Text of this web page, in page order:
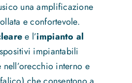
una amplificazione
e confortevole.
e l’impianto al
impiantabili
nell’orecchio interno e